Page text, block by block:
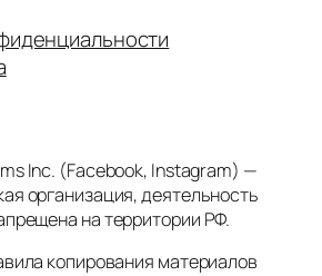
Inc. (Facebook, Instagram) —
организация, деятельность
на территории РФ.
копирования материалов